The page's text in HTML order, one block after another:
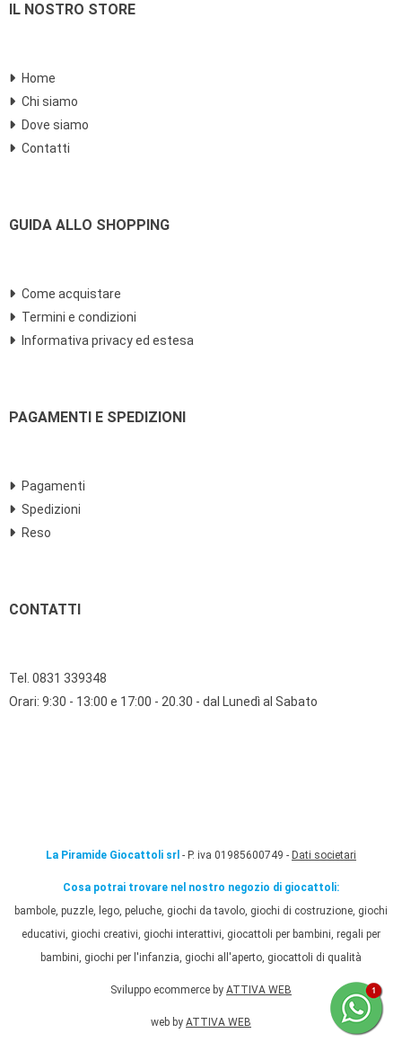
IL NOSTRO STORE
Home
Chi siamo
Dove siamo
Contatti
GUIDA ALLO SHOPPING
Come acquistare
Termini e condizioni
Informativa privacy ed estesa
PAGAMENTI E SPEDIZIONI
Pagamenti
Spedizioni
Reso
CONTATTI
Tel. 0831 339348
Orari: 9:30 - 13:00 e 17:00 - 20.30 - dal Lunedì al Sabato
La Piramide Giocattoli srl - P. iva 01985600749 - Dati societari
Cosa potrai trovare nel nostro negozio di giocattoli:
bambole, puzzle, lego, peluche, giochi da tavolo, giochi di costruzione, giochi
educativi, giochi creativi, giochi interattivi, giocattoli per bambini, regali per
bambini, giochi per l'infanzia, giochi all'aperto, giocattoli di qualità
Sviluppo ecommerce by ATTIVA WEB
web by ATTIVA WEB